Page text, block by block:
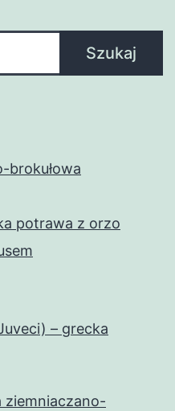
Szukaj
brokułowa
potrawa z orzo
– grecka
ziemniaczano-